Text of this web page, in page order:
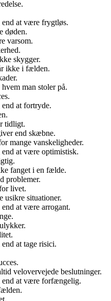
at være frygtløs.
døden.
varsom.
skygger.
ikke i fælden.
man stoler på.
at fortryde.
tidligt.
end skæbne.
mange vanskeligheder.
at være optimistisk.
fanget i en fælde.
problemer.
livet.
usikre situationer.
at være arrogant.
at tage risici.
velovervejede beslutninger.
end at være forfængelig.